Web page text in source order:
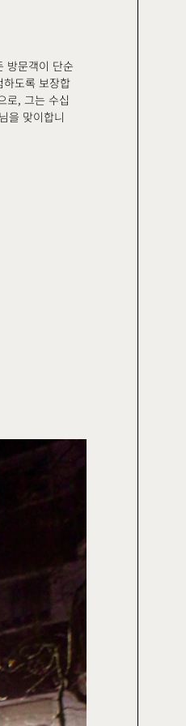
문객이 단순
도록 보장합
, 그는 수십
을 맞이합니